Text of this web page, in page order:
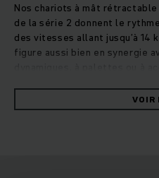
Nos chariots à mât
de la série 2 donnent le
des vitesses allant jusqu’à 14
figure aussi bien en synergie
série 2 est le premier choix
accumulation ou le stockage
VOIR